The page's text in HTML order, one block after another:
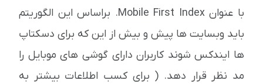
با عنوان Mobile First Index. براساس این الگوریتم
باید وبسایت ها پیش و بیش از این که برای دسکتاپ
ها ایندکس شوند کاربران دارای گوشی های موبایل را
مد نظر قرار دهد. ( برای کسب اطلاعات بیشتر به